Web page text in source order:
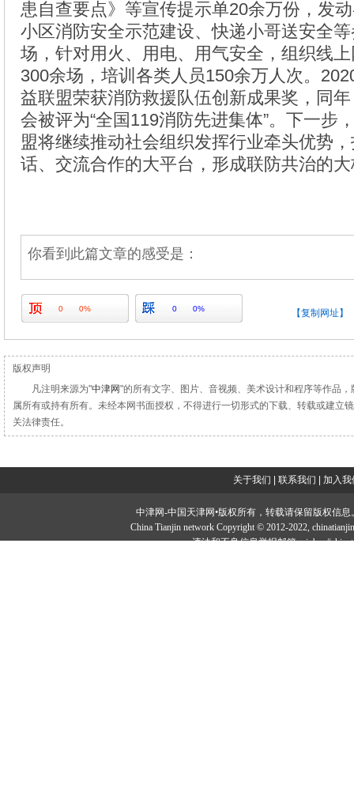
患自查要点》等宣传提示单20余万份，发
小区消防安全示范建设、快递小哥送安全
场，针对用火、用电、用气安全，组织线
300余场，培训各类人员150余万人次。
益联盟荣获消防救援队伍创新成果奖，同
会被评为“全国119消防先进集体”。下一步
盟将继续推动社会组织发挥行业牵头优势
话、交流合作的大平台，形成联防共治的
你看到此篇文章的感受是：
0 0% 0 0% 【复制网址】
版权声明
凡注明来源为"中津网"的所有文字、图片、音视频、美术设计和程序等作品
属所有或持有所有。未经本网书面授权，不得进行一切形式的下载、转载或建立
关法律责任。
关于我们 联系我们 加入我
中津网-中国天津网•版权所有，转载请保留版权信息
China Tianjin network Copyright © 2012-2022,
违法和不良信息举报邮箱：